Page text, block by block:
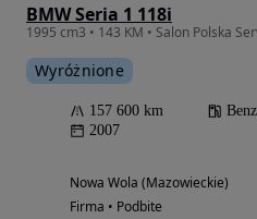
BMW Seria 1 118i
1995 cm3 • 143 KM • Salon Polska
Wyróżnione
157 600 km
2007
Nowa Wola (Mazowieckie)
Firma • Podbite